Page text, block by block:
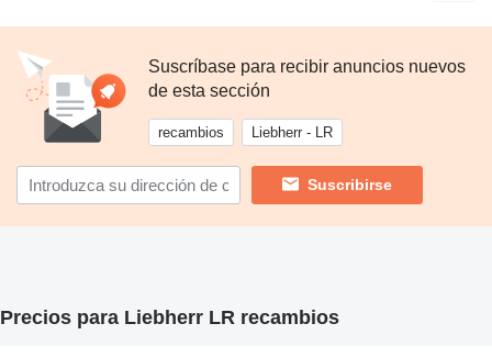
Suscríbase para recibir anuncios nuevos
de esta sección
recambios Liebherr - LR
Suscribirse
Precios para Liebherr LR recambios